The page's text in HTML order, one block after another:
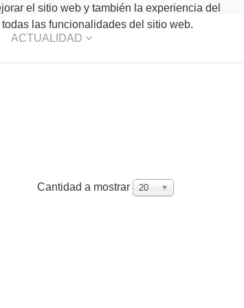
ACTUALIDAD
Cantidad a mostrar 20
el sitio web y también la experiencia del
las funcionalidades del sitio web.